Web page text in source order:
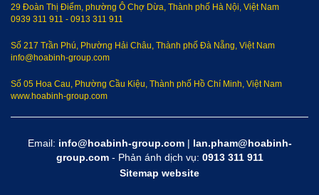
29 Đoàn Thị Điểm, phường Ô Chợ Dừa, Thành phố Hà Nội, Việt Nam
0939 311 911 - 0913 311 911
Số 217 Trần Phú, Phường Hải Châu, Thành phố Đà Nẵng, Việt Nam
info@hoabinh-group.com
Số 05 Hoa Cau, Phường Cầu Kiệu, Thành phố Hồ Chí Minh, Việt Nam
www.hoabinh-group.com
Email: info@hoabinh-group.com| lan.pham@hoabinh-
group.com- Phản ánh dịch vụ: 0913 311 911
Sitemap website